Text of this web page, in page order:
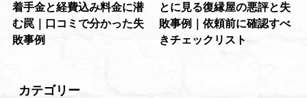
着手金と経費込み料金に潜
む罠｜口コミで分かった失
敗事例
とに見る復縁屋の悪評と失
敗事例｜依頼前に確認すべ
きチェックリスト
カテゴリー